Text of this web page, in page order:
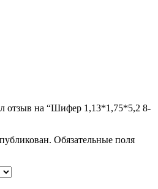
отзыв на “Шифер 1,13*1,75*5,2 8-
Обязательные поля